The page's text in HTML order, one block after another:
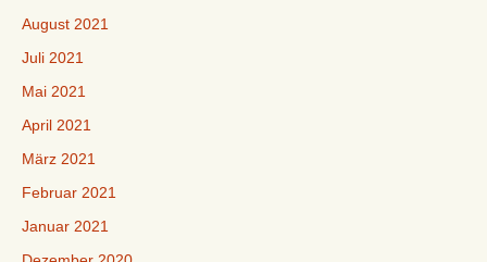
August 2021
Juli 2021
Mai 2021
April 2021
März 2021
Februar 2021
Januar 2021